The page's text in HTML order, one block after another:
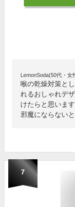
LemonSoda(50代・女
喉の乾燥対策と
れるおしゃれデ
けたらと思いま
邪魔にならない
7